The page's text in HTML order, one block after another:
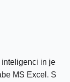
inteligenci in je
MS Excel. S